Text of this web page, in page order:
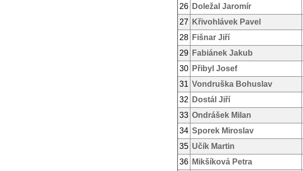
26 Doležal Jaromír
27
Křivohlávek Pavel
28 Fišnar Jiří
29 Fabiánek Jakub
30 Přibyl Josef
31 Vondruška Bohuslav
32
Dostál Jiří
33 Ondrášek Milan
34 Sporek Miroslav
35 Učík Martin
36 Mikšíková Petra